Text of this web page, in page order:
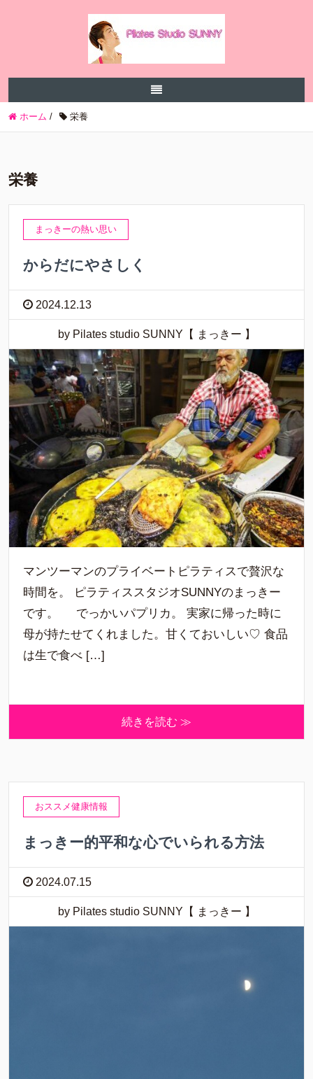
ホーム / 栄養
栄養
まっきーの熱い思い
からだにやさしく
2024.12.13
by Pilates studio SUNNY【 まっきー 】
マンツーマンのプライベートピラティスで贅沢な
時間を。 ピラティススタジオSUNNYのまっきー
です。 でっかいパプリカ。 実家に帰った時に
母が持たせてくれました。甘くておいしい♡ 食品
は生で食べ […]
続きを読む ≫
おススメ健康情報
まっきー的平和な心でいられる方法
2024.07.15
by Pilates studio SUNNY【 まっきー 】